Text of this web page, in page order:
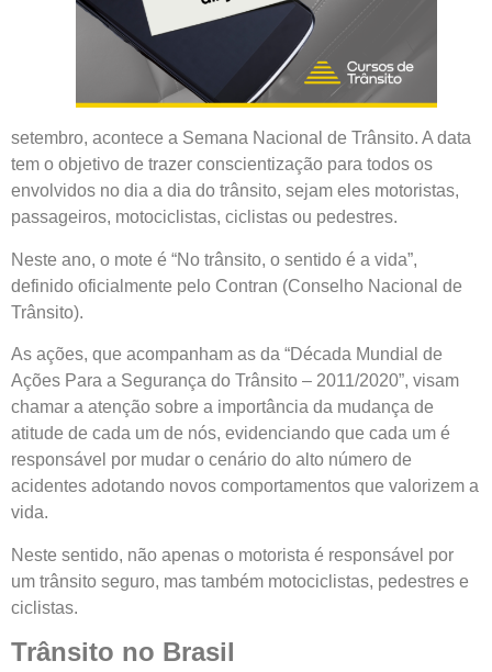
setembro, acontece a Semana Nacional de Trânsito. A data
tem o objetivo de trazer conscientização para todos os
envolvidos no dia a dia do trânsito, sejam eles motoristas,
passageiros, motociclistas, ciclistas ou pedestres.
Neste ano, o mote é “No trânsito, o sentido é a vida”,
definido oficialmente pelo Contran (Conselho Nacional de
Trânsito).
As ações, que acompanham as da “Década Mundial de
Ações Para a Segurança do Trânsito – 2011/2020”, visam
chamar a atenção sobre a importância da mudança de
atitude de cada um de nós, evidenciando que cada um é
responsável por mudar o cenário do alto número de
acidentes adotando novos comportamentos que valorizem a
vida.
Neste sentido, não apenas o motorista é responsável por
um trânsito seguro, mas também motociclistas, pedestres e
ciclistas.
Trânsito no Brasil